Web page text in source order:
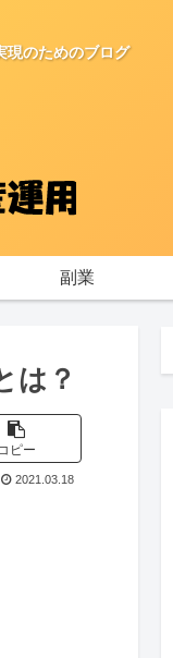
現のためのブログ
副業
は？
ピー
2021.03.18